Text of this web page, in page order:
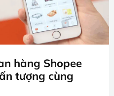
hàng Shopee
tượng cùng